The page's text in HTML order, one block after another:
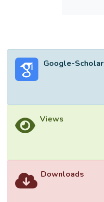
Google-Scholar
Views
Downloads